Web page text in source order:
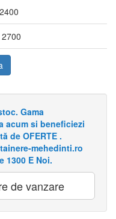
2400
2700
Gama
acum si beneficiezi
de OFERTE .
mehedinti.ro
1300 E Noi.
de vanzare